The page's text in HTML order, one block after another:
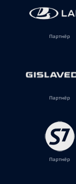
Партнёр
Партнёр
Партнёр